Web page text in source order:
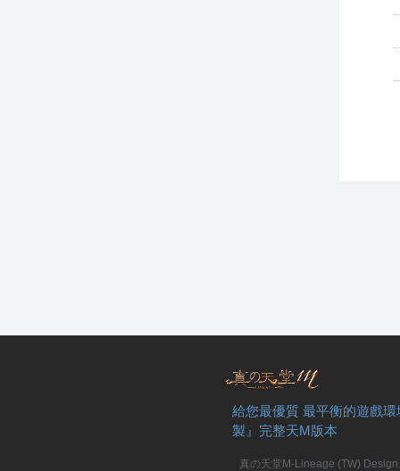
給您最優質 最平衡的遊戲
製』完整天M版本
真の天堂M-Lineage (TW)